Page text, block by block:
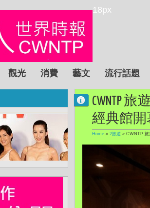
18px
觀光 消費 藝文 流行話題
CWNTP
經典館開
Home » 2旅遊 » CWNTP 旅